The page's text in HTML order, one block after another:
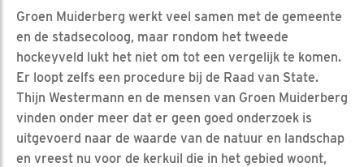
Groen Muiderberg werkt veel samen met de gemeente
en de stadsecoloog, maar rondom het tweede
hockeyveld lukt het niet om tot een vergelijk te komen.
Er loopt zelfs een procedure bij de Raad van State.
Thijn Westermann en de mensen van Groen Muiderberg
vinden onder meer dat er geen goed onderzoek is
uitgevoerd naar de waarde van de natuur en landschap
en vreest nu voor de kerkuil die in het gebied woont,